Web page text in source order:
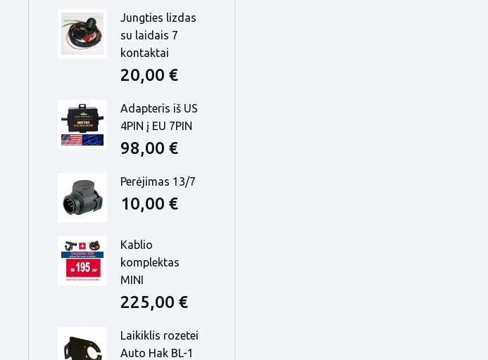
Jungties lizdas
su laidais 7
kontaktai
20,00 €
Adapteris iš US
4PIN į EU 7PIN
98,00 €
Perėjimas 13/7
10,00 €
Kablio
komplektas
MINI
225,00 €
Laikiklis rozetei
Auto Hak BL-1